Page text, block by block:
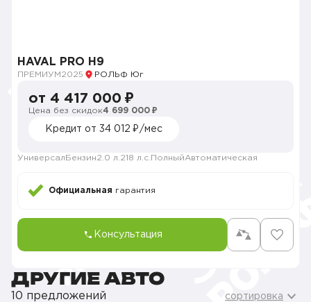
HAVAL PRO H9
ПРЕМИУМ 2025 РОЛЬФ Юг
от 4 417 000 ₽
Цена без скидок4 699 000 ₽
Кредит от 34 012 ₽/мес
Универсал Бензин2.0 л. 218 л.с. ПолныйАвтоматическая
Официальная гарантия
Консультация
ДРУГИЕ АВТО
10 предложений сортировка